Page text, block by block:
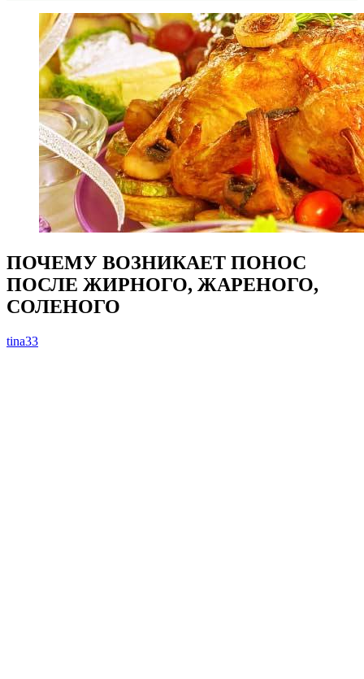
ПОЧЕМУ ВОЗНИКАЕТ ПОНОС
ПОСЛЕ ЖИРНОГО, ЖАРЕНОГО,
СОЛЕНОГО
tina33